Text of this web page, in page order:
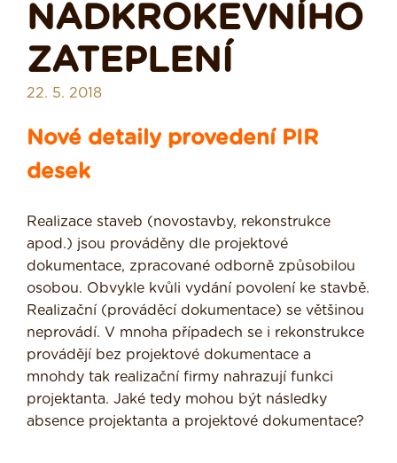
NADKROKEVNÍHO
ZATEPLENÍ
22. 5. 2018
Nové detaily provedení PIR
desek
Realizace staveb (novostavby, rekonstrukce
apod.) jsou prováděny dle projektové
dokumentace, zpracované odborně způsobilou
osobou. Obvykle kvůli vydání povolení ke stavbě.
Realizační (prováděcí dokumentace) se většinou
neprovádí. V mnoha případech se i rekonstrukce
provádějí bez projektové dokumentace a
mnohdy tak realizační firmy nahrazují funkci
projektanta. Jaké tedy mohou být následky
absence projektanta a projektové dokumentace?